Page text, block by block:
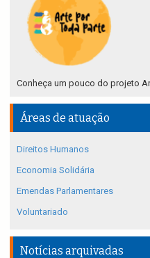
Conheça um pouco do projeto
Áreas de atuação
Direitos Humanos
Economia Solidária
Emendas Parlamentares
Voluntariado
Notícias arquivadas